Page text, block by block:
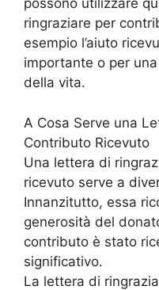
possono utilizzare
ringraziare per
esempio l’aiuto
importante o per
della vita.
A Cosa Serve una
Contributo Ricevuto
Una lettera di
ricevuto serve a
Innanzitutto, essa
generosità del
contributo è stato
significativo.
La lettera di